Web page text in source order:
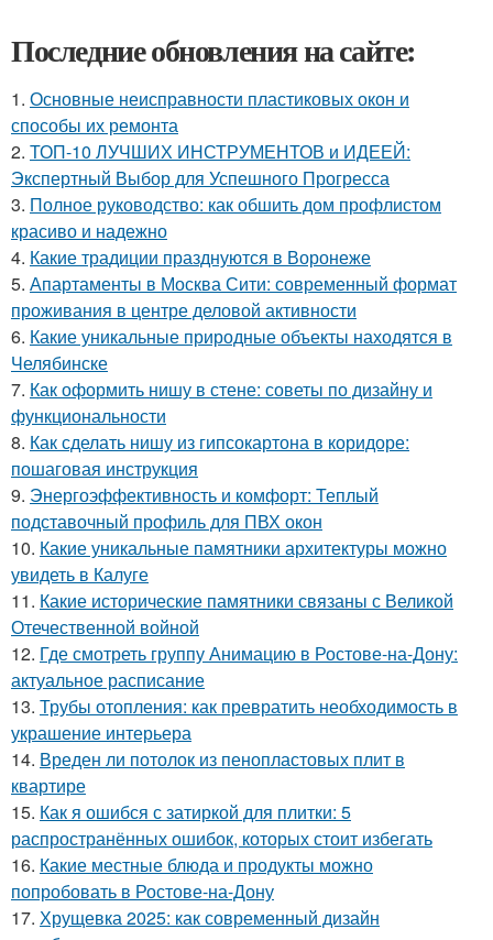
Последние обновления на сайте:
1. Основные неисправности пластиковых окон и
способы их ремонта
2. ТОП-10 ЛУЧШИХ ИНСТРУМЕНТОВ и ИДЕЕЙ:
Экспертный Выбор для Успешного Прогресса
3. Полное руководство: как обшить дом профлистом
красиво и надежно
4. Какие традиции празднуются в Воронеже
5. Апартаменты в Москва Сити: современный формат
проживания в центре деловой активности
6. Какие уникальные природные объекты находятся в
Челябинске
7. Как оформить нишу в стене: советы по дизайну и
функциональности
8. Как сделать нишу из гипсокартона в коридоре:
пошаговая инструкция
9. Энергоэффективность и комфорт: Теплый
подставочный профиль для ПВХ окон
10. Какие уникальные памятники архитектуры можно
увидеть в Калуге
11. Какие исторические памятники связаны с Великой
Отечественной войной
12. Где смотреть группу Анимацию в Ростове-на-Дону:
актуальное расписание
13. Трубы отопления: как превратить необходимость в
украшение интерьера
14. Вреден ли потолок из пенопластовых плит в
квартире
15. Как я ошибся с затиркой для плитки: 5
распространённых ошибок, которых стоит избегать
16. Какие местные блюда и продукты можно
попробовать в Ростове-на-Дону
17. Хрущевка 2025: как современный дизайн